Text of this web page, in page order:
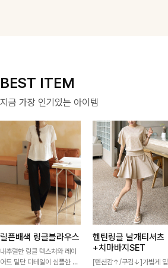
BEST ITEM
지금 가장 인기있는 아이템
릴픈배색 링클블라우스
내추럴한 링클 텍스처와 레이
어드 밑단 디테일이 심플한 디
헨틴링클 날개티셔츠
+치마바지SET
[텐션감↑/구김↓]가볍게 입